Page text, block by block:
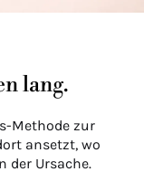
lang.
Methode zur
ansetzt, wo
der Ursache.